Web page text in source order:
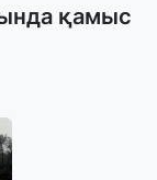
қамыс